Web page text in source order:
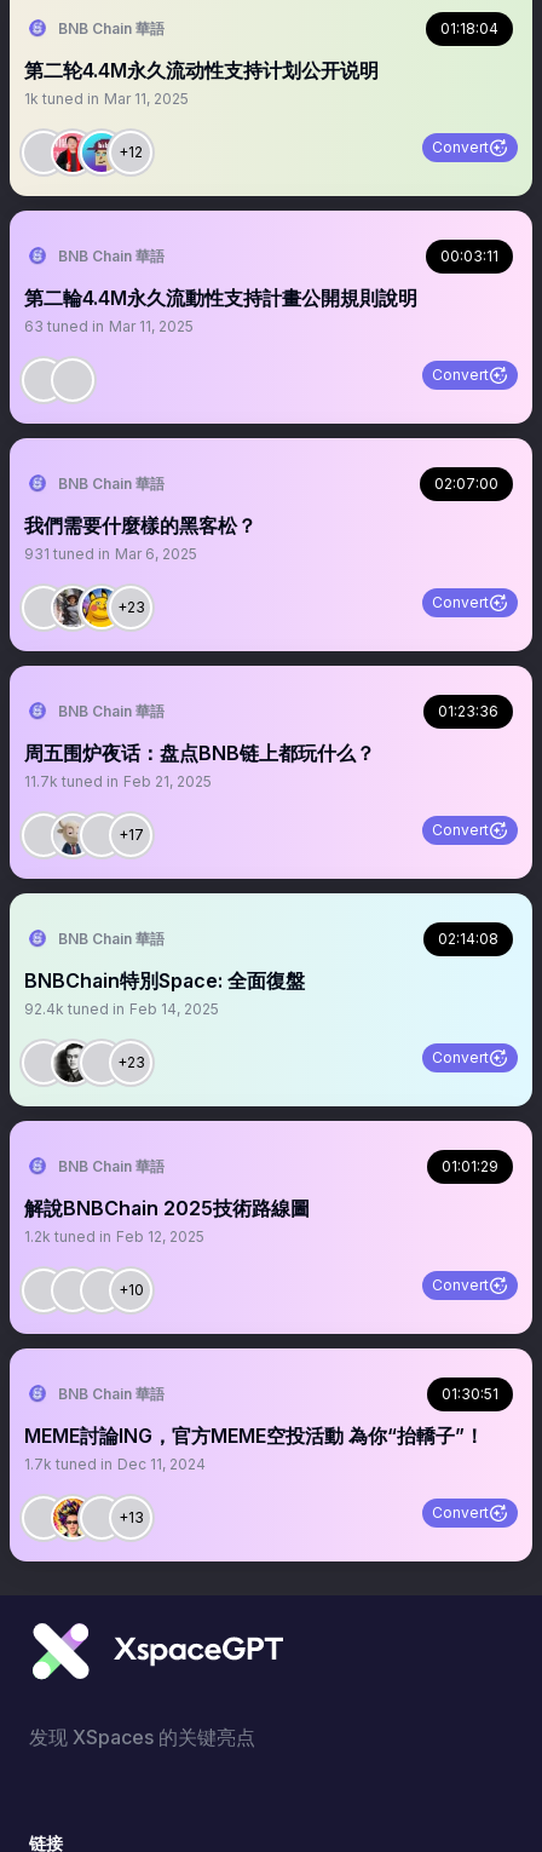
BNB Chain 華語 01:18:04
第二轮4.4M永久流动性支持计划公开说明
1k tuned in Mar 11, 2025
+12 Convert
BNB Chain 華語 00:03:11
第二輪4.4M永久流動性支持計畫公開規則說明
63 tuned in Mar 11, 2025
Convert
BNB Chain 華語 02:07:00
我們需要什麼樣的黑客松？
931 tuned in Mar 6, 2025
+23 Convert
BNB Chain 華語 01:23:36
周五围炉夜话：盘点BNB链上都玩什么？
11.7k tuned in Feb 21, 2025
+17 Convert
BNB Chain 華語 02:14:08
BNBChain特別Space: 全面復盤
92.4k tuned in Feb 14, 2025
+23 Convert
BNB Chain 華語 01:01:29
解說BNBChain 2025技術路線圖
1.2k tuned in Feb 12, 2025
+10 Convert
BNB Chain 華語 01:30:51
MEME討論ING，官方MEME空投活動 為你“抬轎子”！
1.7k tuned in Dec 11, 2024
+13 Convert
发现 XSpaces 的关键亮点
链接